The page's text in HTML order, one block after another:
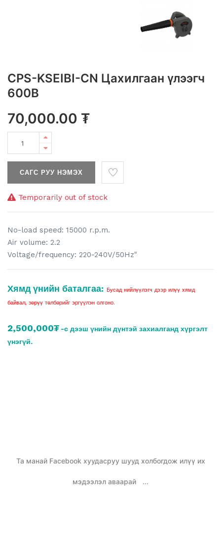
CPS-KSEIBI-CN Цахилгаан үлээгч
600В
70,000.00 ₮
САГС РУУ НЭМЭХ
Temporarily out of stock
No-load speed: 15000 r.p.m.
Air volume: 2.2
Voltage/frequency: 220-240V/50Hz"
Хямд үнийн баталгаа: Бусад нийлүүлэгч дээр илүү хямд
байвал, зөрүү төлбөрийг эргүүлэн олгоно.
2,500,000₮ -с дээш үнийн дүнтэй захиалганд хүргэлт
үнэгүй.
Та манай Facebook хуудасруу шууд холбогдож илүү их
мэдээлэл аваарай ...